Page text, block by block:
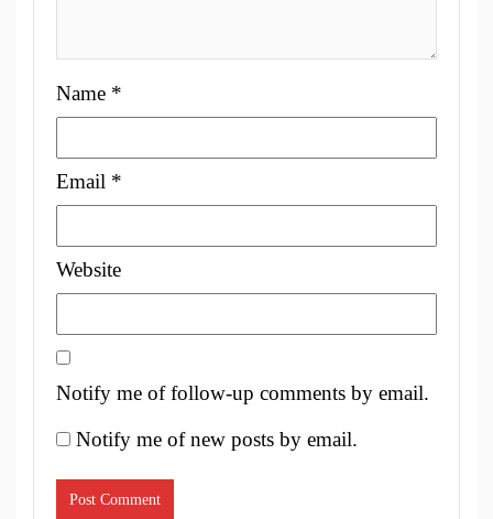
Name *
Email *
Website
Notify me of follow-up comments by email.
Notify me of new posts by email.